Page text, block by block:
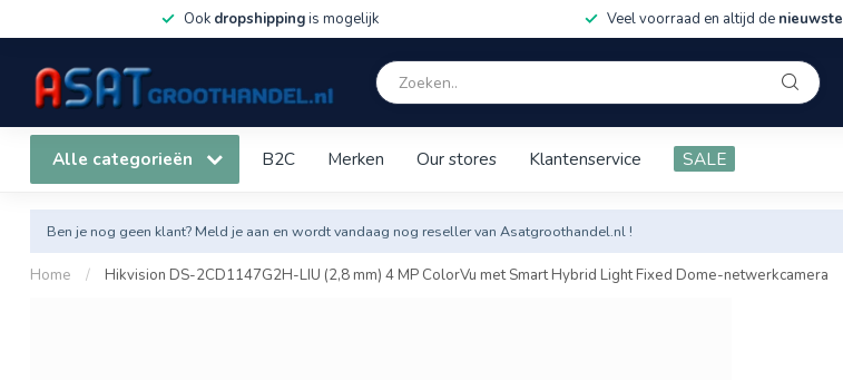
Ook dropshippingis mogelijk Veel voorraad en altijd de nieuwste
Alle categorieën B2C Merken Our stores Klantenservice SALE
Ben je nog geen klant? Meld je aan en wordt vandaag nog reseller van Asatgroothandel.nl !
Home / Hikvision DS-2CD1147G2H-LIU (2,8 mm) 4 MP ColorVu met Smart Hybrid Light Fixed Dome-netwerkcamera